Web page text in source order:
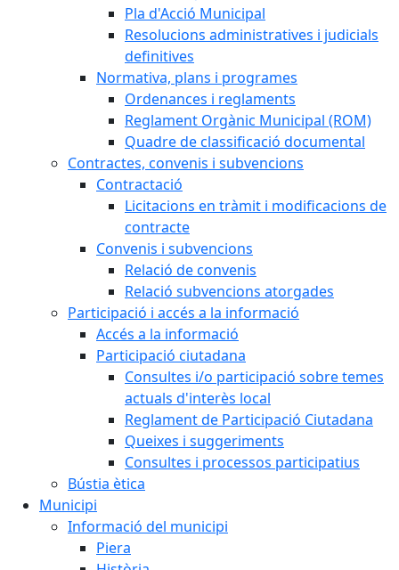
Pla d'Acció Municipal
Resolucions administratives i judicials
definitives
Normativa, plans i programes
Ordenances i reglaments
Reglament Orgànic Municipal (ROM)
Quadre de classificació documental
Contractes, convenis i subvencions
Contractació
Licitacions en tràmit i modificacions de
contracte
Convenis i subvencions
Relació de convenis
Relació subvencions atorgades
Participació i accés a la informació
Accés a la informació
Participació ciutadana
Consultes i/o participació sobre temes
actuals d'interès local
Reglament de Participació Ciutadana
Queixes i suggeriments
Consultes i processos participatius
Bústia ètica
Municipi
Informació del municipi
Piera